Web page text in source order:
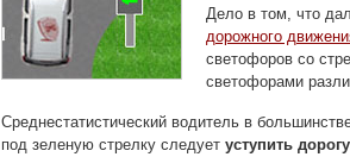
Дело в том, что
дорожного
светофоров со
светофорами
Среднестатистический водитель в
под зеленую стрелку следует уступить дорогу